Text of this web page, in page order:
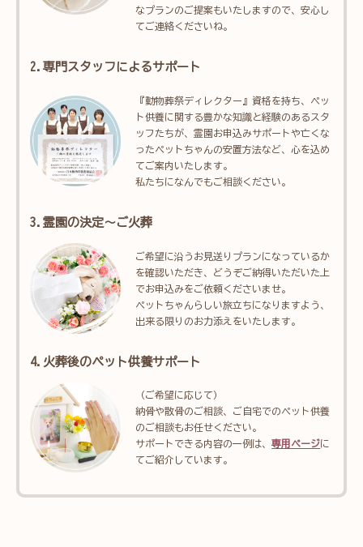
なプランのご提案もいたしますので、安心し
てご連絡くださいね。
2.専門スタッフによるサポート
『動物葬祭ディレクター』資格を持ち、ペッ
ト供養に関する豊かな知識と経験のあるスタ
ッフたちが、霊園お申込みサポートや亡くな
ったペットちゃんの安置方法など、心を込め
てご案内いたします。
私たちになんでもご相談ください。
3.霊園の決定～ご火葬
ご希望に沿うお見送りプランになっているか
を確認いただき、どうぞご納得いただいた上
でお申込みをご依頼くださいませ。
ペットちゃんらしい旅立ちになりますよう、
出来る限りのお力添えをいたします。
4.火葬後のペット供養サポート
（ご希望に応じて）
納骨や散骨のご相談、ご自宅でのペット供養
のご相談もお任せください。
サポートできる内容の一例は、専用ページに
てご紹介しています。